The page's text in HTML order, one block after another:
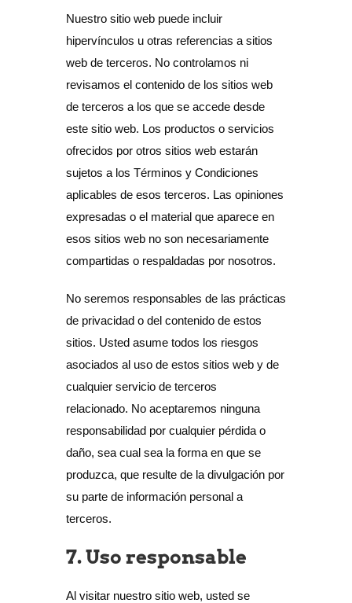
Nuestro sitio web puede incluir
hipervínculos u otras referencias a sitios
web de terceros. No controlamos ni
revisamos el contenido de los sitios web
de terceros a los que se accede desde
este sitio web. Los productos o servicios
ofrecidos por otros sitios web estarán
sujetos a los Términos y Condiciones
aplicables de esos terceros. Las opiniones
expresadas o el material que aparece en
esos sitios web no son necesariamente
compartidas o respaldadas por nosotros.
No seremos responsables de las prácticas
de privacidad o del contenido de estos
sitios. Usted asume todos los riesgos
asociados al uso de estos sitios web y de
cualquier servicio de terceros
relacionado. No aceptaremos ninguna
responsabilidad por cualquier pérdida o
daño, sea cual sea la forma en que se
produzca, que resulte de la divulgación por
su parte de información personal a
terceros.
7. Uso responsable
Al visitar nuestro sitio web, usted se